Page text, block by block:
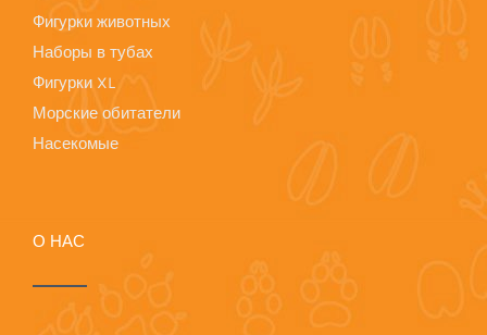
Фигурки животных
Наборы в тубах
Фигурки XL
Морские обитатели
Насекомые
О НАС